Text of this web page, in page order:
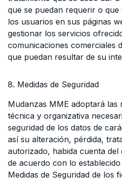
que se puedan requerir o
los usuarios en sus páginas
gestionar los servicios
comunicaciones comerciales
que puedan resultar de su
8. Medidas de Seguridad
Mudanzas MME adoptará las
técnica y organizativa
seguridad de los datos de
así su alteración, pérdida,
autorizado, habida cuenta del
de acuerdo con lo
Medidas de Seguridad de los